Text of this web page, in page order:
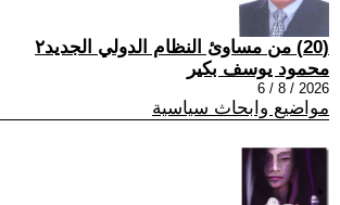
(20) من مساوئ النظام الدولي الجديد٢
محمود يوسف بكير
2026 / 8 / 6
مواضيع وابحاث سياسية